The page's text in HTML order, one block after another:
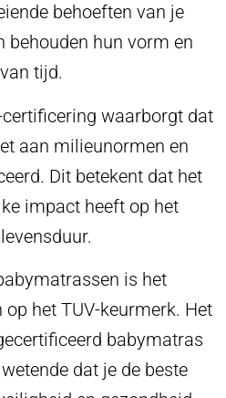
behoeften van je
behouden hun vorm en
tijd.
waarborgt dat
aan milieunormen en
Dit betekent dat het
impact heeft op het
is het
het TUV-keurmerk. Het
babymatras
dat je de beste